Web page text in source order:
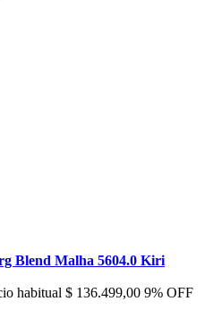
Blend Malha 5604.0 Kiri
habitual $ 136.499,00 9% OFF